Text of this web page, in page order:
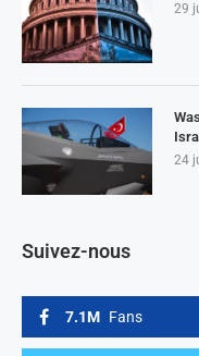
29
24
Suivez-nous
7.1M Fans